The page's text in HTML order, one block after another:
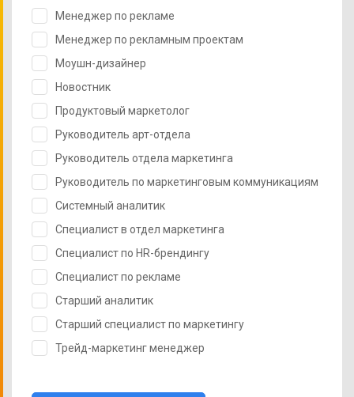
Менеджер по рекламе
Менеджер по рекламным проектам
Моушн-дизайнер
Новостник
Продуктовый маркетолог
Руководитель арт-отдела
Руководитель отдела маркетинга
Руководитель по маркетинговым коммуникациям
Системный аналитик
Специалист в отдел маркетинга
Специалист по HR-брендингу
Специалист по рекламе
Старший аналитик
Старший специалист по маркетингу
Трейд-маркетинг менеджер